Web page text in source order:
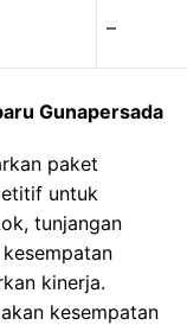
–
Gunapersada
paket
untuk
tunjangan
kinerja.
kesempatan